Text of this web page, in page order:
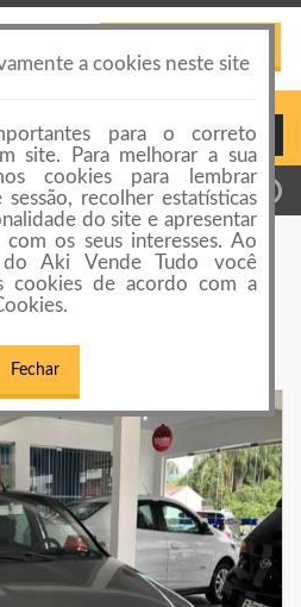
navigation
ou Cadastro
Flex 2008/2009
a cookies neste site
para o correto
site. Para melhorar a sua
cookies para lembrar
recolher estatísticas
do site e apresentar
os seus interesses. Ao
do Aki Vende Tudo você
cookies de acordo com a
Fechar